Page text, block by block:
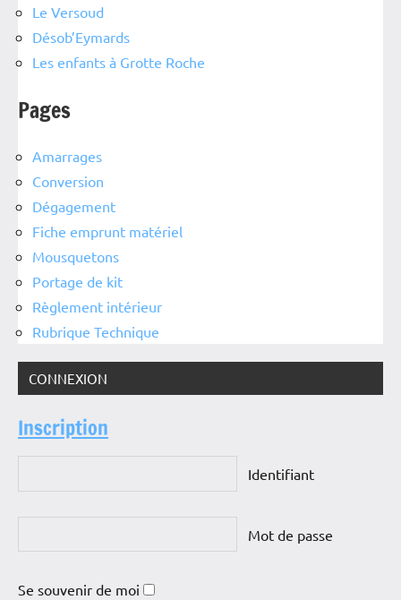
Le Versoud
Désob’Eymards
Les enfants à Grotte Roche
Pages
Amarrages
Conversion
Dégagement
Fiche emprunt matériel
Mousquetons
Portage de kit
Règlement intérieur
Rubrique Technique
CONNEXION
Inscription
Identifiant
Mot de passe
Se souvenir de moi